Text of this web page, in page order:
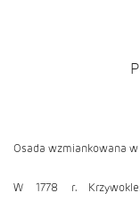
Osada wzmiankowana
W 1778 r.